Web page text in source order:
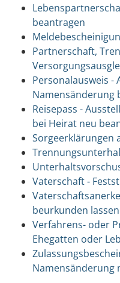
beantragen
Partnerschaft,
Personalausweis -
Namensänderung
Reisepass -
bei Heirat neu
Sorgeerklärungen
Vaterschaft -
beurkunden lassen
Verfahrens- oder
Ehegatten oder
Namensänderung